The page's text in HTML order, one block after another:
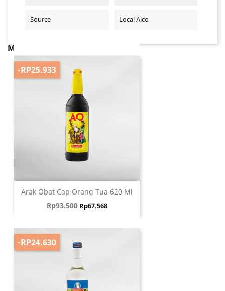
Source Local Alco
MUNGKIN ANDA JUGA SUKA
Arak Obat Cap Orang Tua 620 Ml
Harga biasa
Rp93.500 Harga
Rp67.568
-RP25.933
-RP24.630